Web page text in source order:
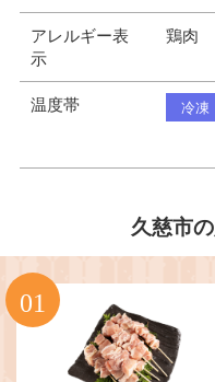
アレルギー表
示
鶏肉
温度帯 冷凍
久慈市